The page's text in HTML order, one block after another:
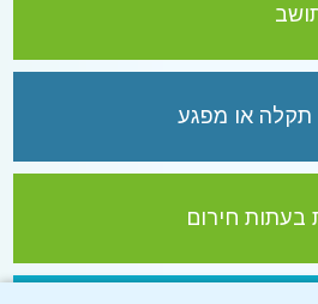
תקלה או מפגע
בעתות חירום